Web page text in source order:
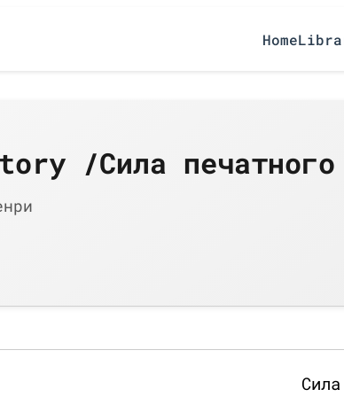
Home
/Сила печатного